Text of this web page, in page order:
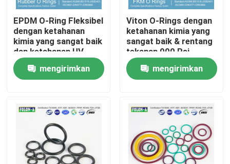
Rumah
Produk
Tentang kita
Wisata pabrik
EPDM O-Ring Fleksibel
dengan ketahanan
kimia yang sangat baik
dan ketahanan UV
yang baik
mengirimkan
Viton O-Rings dengan
ketahanan kimia yang
sangat baik & rentang
tekanan 000 Psi
mengirimkan